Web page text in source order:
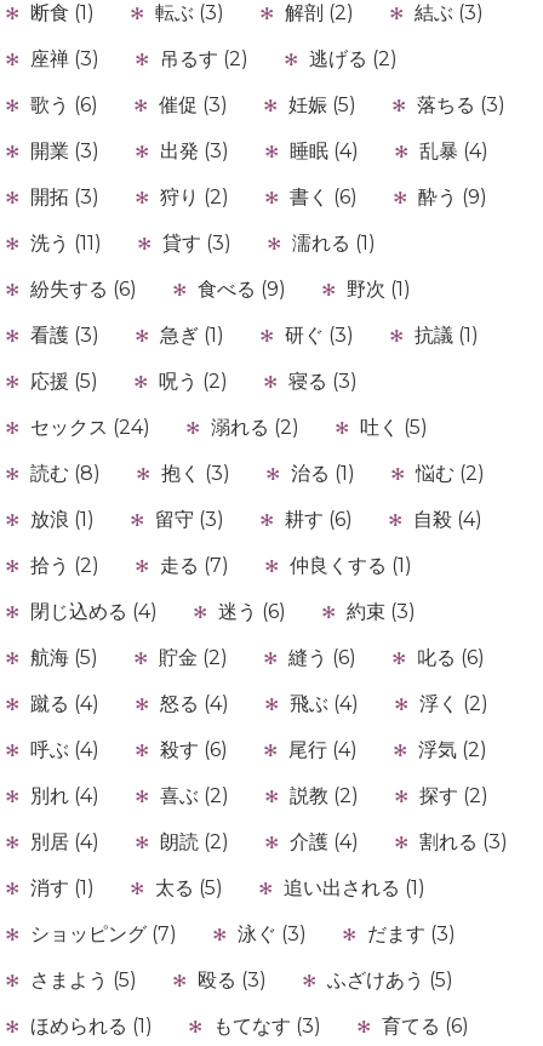
断食 (1)
転ぶ (3) 解剖 (2)
結ぶ (3)
座禅 (3)
吊るす (2)
逃げる (2)
歌う (6)
催促 (3) 妊娠 (5)
落ちる (3)
開業 (3)
出発 (3) 睡眠 (4)
乱暴 (4)
開拓 (3)
狩り (2) 書く (6)
酔う (9)
洗う (11)
貸す (3)
濡れる (1)
紛失する (6)
食べる (9)
野次 (1)
看護 (3)
急ぎ (1) 研ぐ (3)
抗議 (1)
応援 (5)
呪う (2)
寝る (3)
セックス (24)
溺れる (2)
吐く (5)
読む (8)
抱く (3) 治る (1)
悩む (2)
放浪 (1)
留守 (3) 耕す (6)
自殺 (4)
拾う (2)
走る (7)
仲良くする (1)
閉じ込める (4)
迷う (6)
約束 (3)
航海 (5)
貯金 (2) 縫う (6)
叱る (6)
蹴る (4)
怒る (4) 飛ぶ (4)
浮く (2)
呼ぶ (4)
殺す (6) 尾行 (4)
浮気 (2)
別れ (4)
喜ぶ (2) 説教 (2)
探す (2)
別居 (4)
朗読 (2) 介護 (4)
割れる (3)
消す (1)
太る (5)
追い出される (1)
ショッピング (7)
泳ぐ (3)
だます (3)
さまよう (5)
殴る (3)
ふざけあう (5)
ほめられる (1)
もてなす (3)
育てる (6)